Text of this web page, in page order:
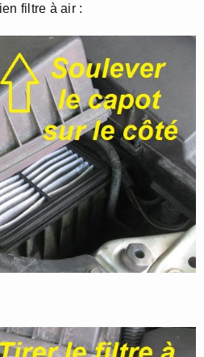
filtre à air :